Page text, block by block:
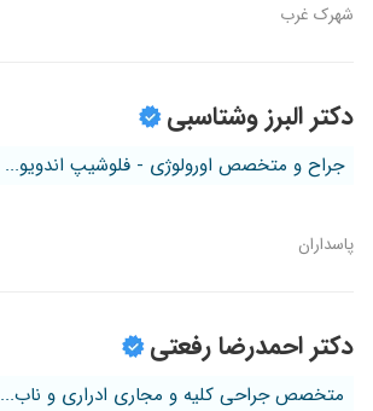
شهرک غرب
دکتر البرز وشتاسبی
جراح و متخصص اورولوژی - فلوشیپ اندویو...
پاسداران
دکتر احمدرضا رفعتی
متخصص جراحی کلیه و مجاری ادراری و ناب...